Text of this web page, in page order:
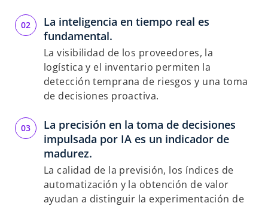
La inteligencia en tiempo real es
fundamental.
La visibilidad de los proveedores, la
logística y el inventario permiten la
detección temprana de riesgos y una toma
de decisiones proactiva.
La precisión en la toma de decisiones
impulsada por IA es un indicador de
madurez.
La calidad de la previsión, los índices de
automatización y la obtención de valor
ayudan a distinguir la experimentación de